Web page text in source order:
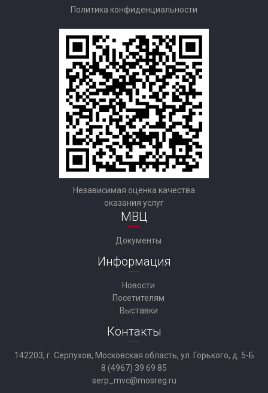
Политика конфиденциальности
Независимая оценка качества
оказания услуг
МВЦ
Документы
Информация
Новости
Посетителям
Выставки
Контакты
142203, г. Серпухов, Московская область, ул. Горького, д. 5-Б
8 (4967) 39 69 85
serp_mvc@mosreg.ru